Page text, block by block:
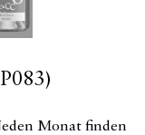
Monat finden